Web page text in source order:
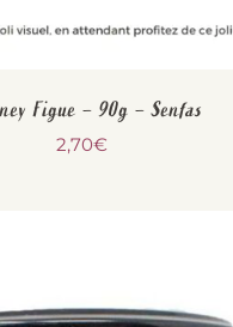
Figue – 90g – Senfas
2,70€